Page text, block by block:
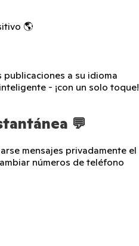
🌎
a su idioma
- ¡con un solo toque!
💬
mensajes privadamente el
números de teléfono